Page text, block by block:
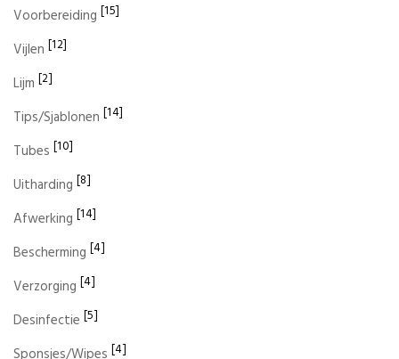
Voorbereiding [15]
Vijlen [12]
Lijm [2]
Tips/Sjablonen [14]
Tubes [10]
Uitharding [8]
Afwerking [14]
Bescherming [4]
Verzorging [4]
Desinfectie [5]
Sponsjes/Wipes [4]